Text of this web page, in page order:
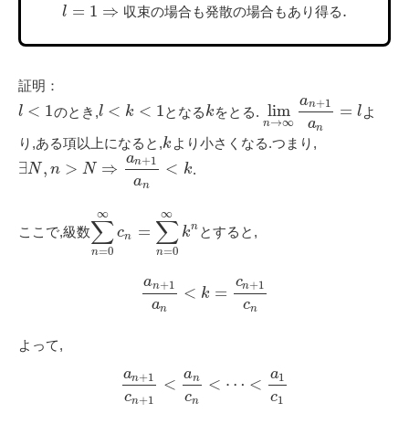
l = 1 ⇒ 収束の場合 も発散の場合 もあ り得る.
証明：
l < 1のとき, l < k < 1 となるkをとる. lim
n→∞
an+1
an
= l よ
り,ある項以上になると,k より小さくなる.つまり,
∃N , n > N ⇒
an+1
an
< k
ここで,級数∑
n=0
∞
cn = ∑
n=0
∞
kn とすると,
an+1
an
< k =
cn+1
cn
よって,
an+1
cn+1
<
an
cn
< ⋯ <
a1
c1